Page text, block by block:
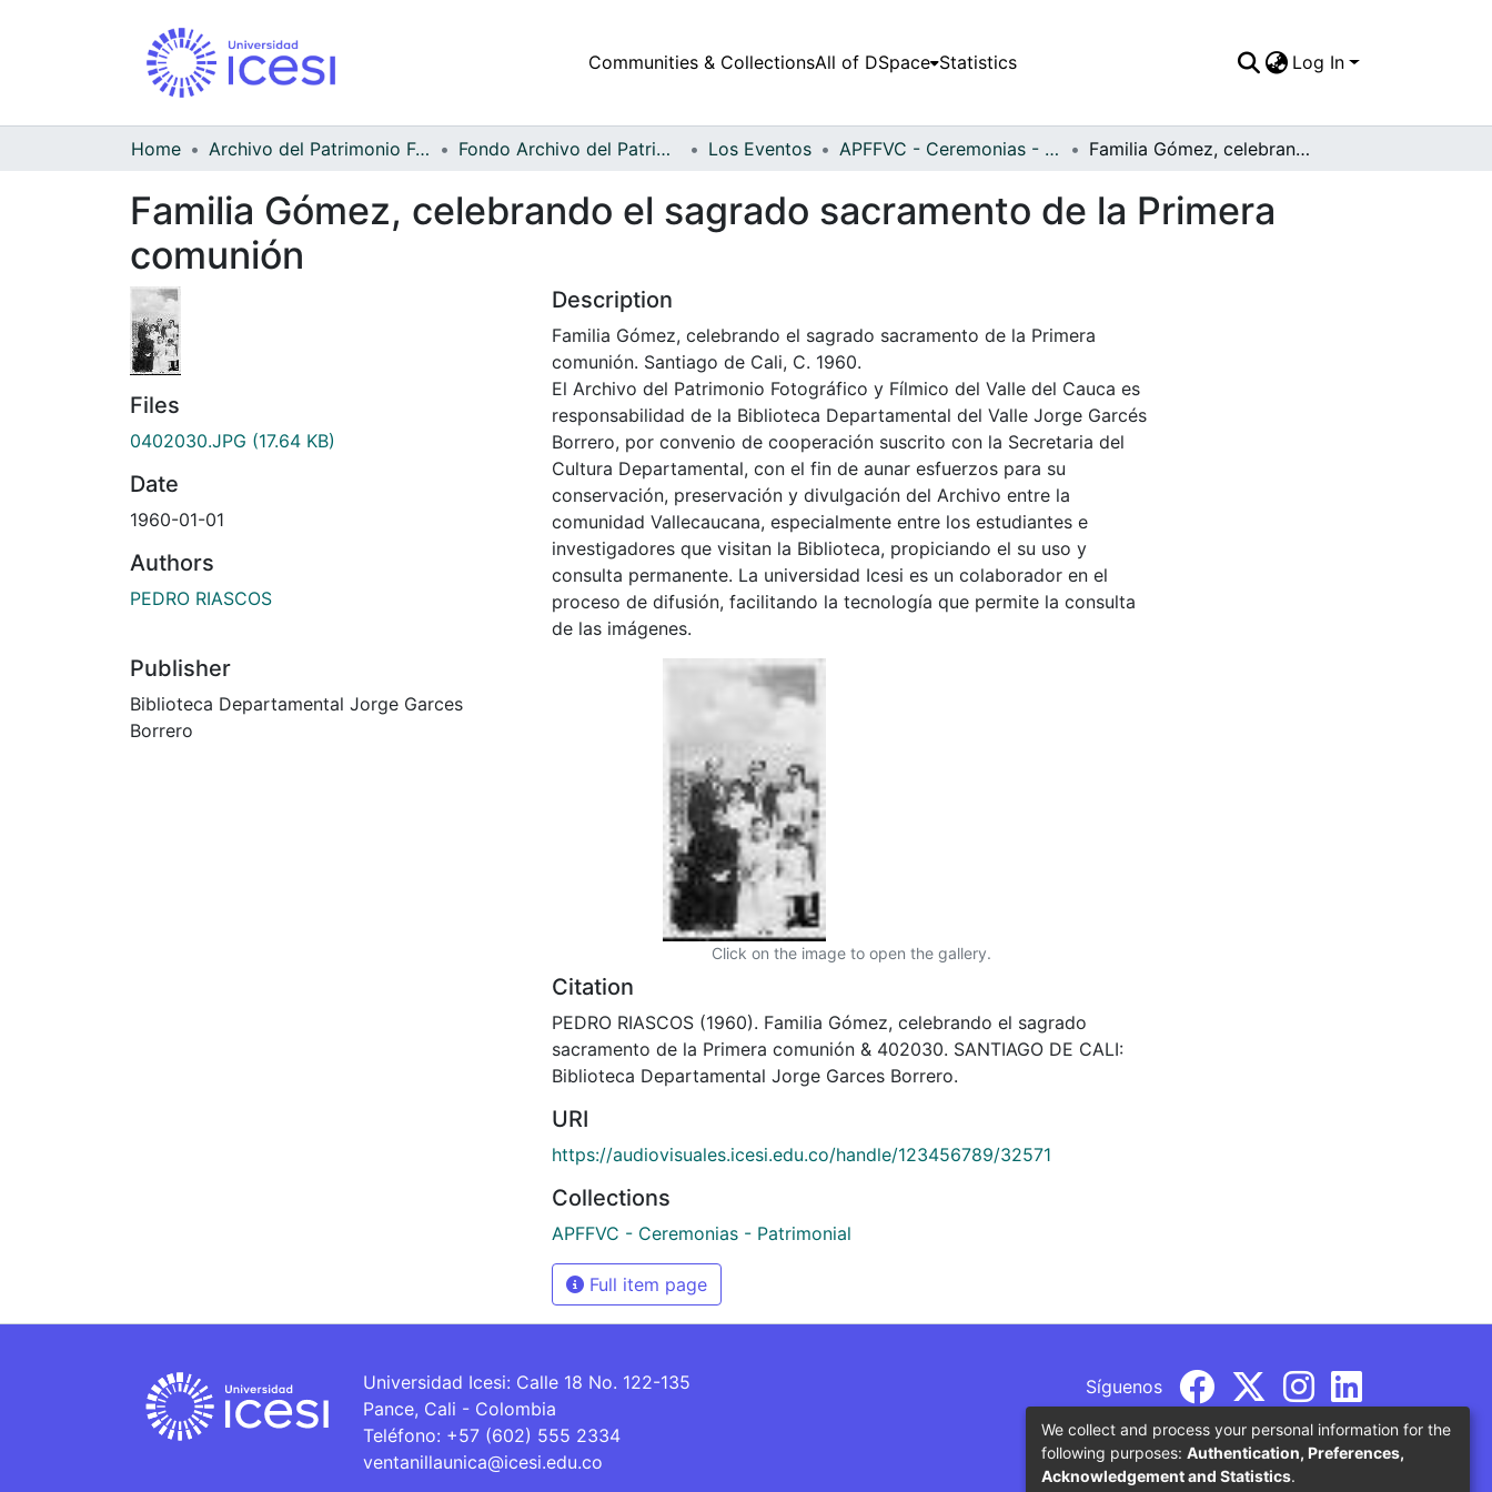
Communities & CollectionsAll of DSpace Statistics Log In
Home Archivo del Patrimonio Fotográfico y Fílmico del Valle del Cauca Fondo Archivo del Patrimonio Fotográfico y Fílmico del Valle del Cauca Los Eventos APFFVC - Ceremonias - Patrimonial Familia Gómez, celebrando el sagrado sacramento de la Primera comunión
Familia Gómez, celebrando el sagrado sacramento de la Primera
comunión
Files
0402030.JPG (17.64 KB)
Date
1960-01-01
Authors
PEDRO RIASCOS
Publisher
Biblioteca Departamental Jorge Garces
Borrero
Description
Familia Gómez, celebrando el sagrado sacramento de la Primera
comunión. Santiago de Cali, C. 1960.
El Archivo del Patrimonio Fotográfico y Fílmico del Valle del Cauca es
responsabilidad de la Biblioteca Departamental del Valle Jorge Garcés
Borrero, por convenio de cooperación suscrito con la Secretaria del
Cultura Departamental, con el fin de aunar esfuerzos para su
conservación, preservación y divulgación del Archivo entre la
comunidad Vallecaucana, especialmente entre los estudiantes e
investigadores que visitan la Biblioteca, propiciando el su uso y
consulta permanente. La universidad Icesi es un colaborador en el
proceso de difusión, facilitando la tecnología que permite la consulta
de las imágenes.
Click on the image to open the gallery.
Citation
PEDRO RIASCOS (1960). Familia Gómez, celebrando el sagrado
sacramento de la Primera comunión & 402030. SANTIAGO DE CALI:
Biblioteca Departamental Jorge Garces Borrero.
URI
https://audiovisuales.icesi.edu.co/handle/123456789/32571
Collections
APFFVC - Ceremonias - Patrimonial
Full item page
Universidad Icesi: Calle 18 No. 122-135
Pance, Cali - Colombia
Teléfono: +57 (602) 555 2334
ventanillaunica@icesi.edu.co
Síguenos
We collect and process your personal information for the
following purposes: Authentication, Preferences,
Acknowledgement and Statistics.